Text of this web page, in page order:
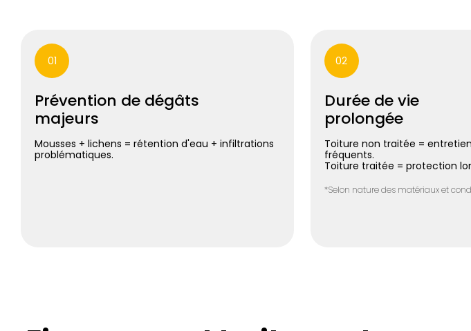
01
Prévention de dégâts
majeurs
Mousses + lichens = rétention d'eau + infiltrations
problématiques.
02
Durée de vie
prolongée
Toiture non traitée =
fréquents.
Toiture traitée = protection
*Selon nature des matériaux et